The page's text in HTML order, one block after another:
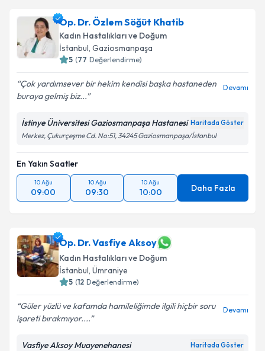
Op. Dr. Özlem Söğüt Khatib
Kadın Hastalıkları ve Doğum
İstanbul, Gaziosmanpaşa
5 (77 Değerlendirme)
Çok yardımsever bir hekim kendisi başka hastaneden
buraya gelmiş biz...
Devamı
İstinye Üniversitesi Gaziosmanpaşa Hastanesi Haritada Göster
Merkez, Çukurçeşme Cd. No:51, 34245 Gaziosmanpaşa/İstanbul
En Yakın Saatler
10 Ağu
09:00
10 Ağu
09:30
10 Ağu
10:00 Daha Fazla
Op. Dr. Vasfiye Aksoy
Kadın Hastalıkları ve Doğum
İstanbul, Ümraniye
5 (12 Değerlendirme)
Güler yüzlü ve kafamda hamileliğimde ilgili hiçbir soru
işareti bırakmıyor....
Devamı
Vasfiye Aksoy Muayenehanesi Haritada Göster